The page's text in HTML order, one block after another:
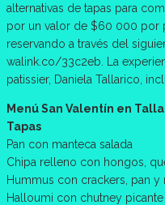
alternativas de tapas para
por un valor de $60 000 por
reservando a través del
walink.co/33c2eb. La
patissier, Daniela Tallarico,
Menú San Valentín en
Tapas
Pan con manteca salada
Chipa relleno con hongos,
Hummus con crackers, pan y
Halloumi con chutney